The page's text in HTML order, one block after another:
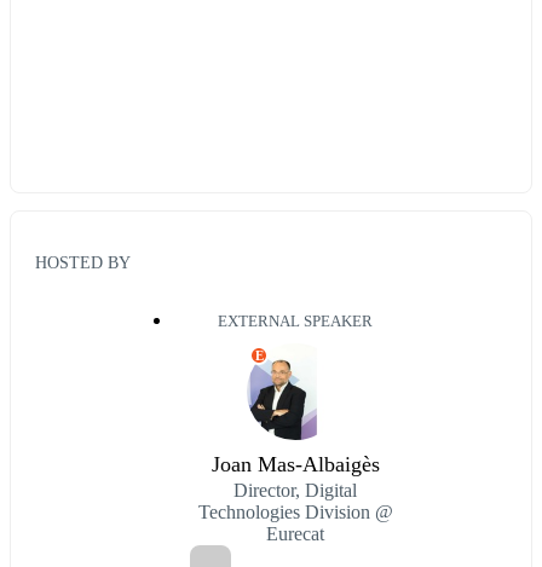
HOSTED BY
EXTERNAL SPEAKER
E
Joan Mas-Albaigès
Director, Digital
Technologies Division @
Eurecat